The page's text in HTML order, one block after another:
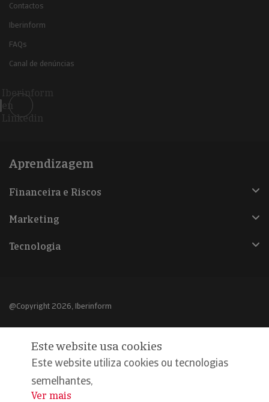
Contactos
Iberinform
FAQs
Canal de denúncias
Iberinform
en
Linkedin
Aprendizagem
Financeira e Riscos
Marketing
Tecnologia
@Copyright 2026, Iberinform
Declaração de privacidade
Compromisso qualidade e segurança
Este website usa cookies
Este website utiliza cookies ou tecnologias
semelhantes,
...
Ver mais